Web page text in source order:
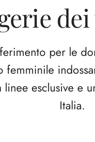
per le
femminile
esclusive e
Italia.